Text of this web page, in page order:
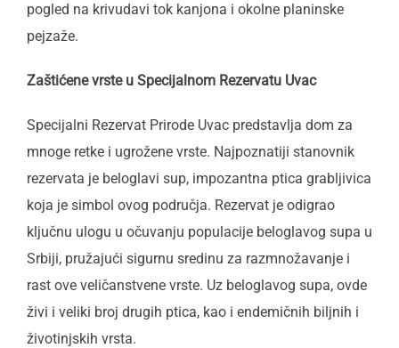
pogled na krivudavi tok kanjona i okolne planinske
pejzaže.
Zaštićene vrste u Specijalnom Rezervatu Uvac
Specijalni Rezervat Prirode Uvac predstavlja dom za
mnoge retke i ugrožene vrste. Najpoznatiji stanovnik
rezervata je beloglavi sup, impozantna ptica grabljivica
koja je simbol ovog područja. Rezervat je odigrao
ključnu ulogu u očuvanju populacije beloglavog supa u
Srbiji, pružajući sigurnu sredinu za razmnožavanje i
rast ove veličanstvene vrste. Uz beloglavog supa, ovde
živi i veliki broj drugih ptica, kao i endemičnih biljnih i
životinjskih vrsta.